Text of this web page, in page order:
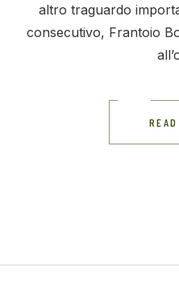
altro traguardo
consecutivo, Frantoio